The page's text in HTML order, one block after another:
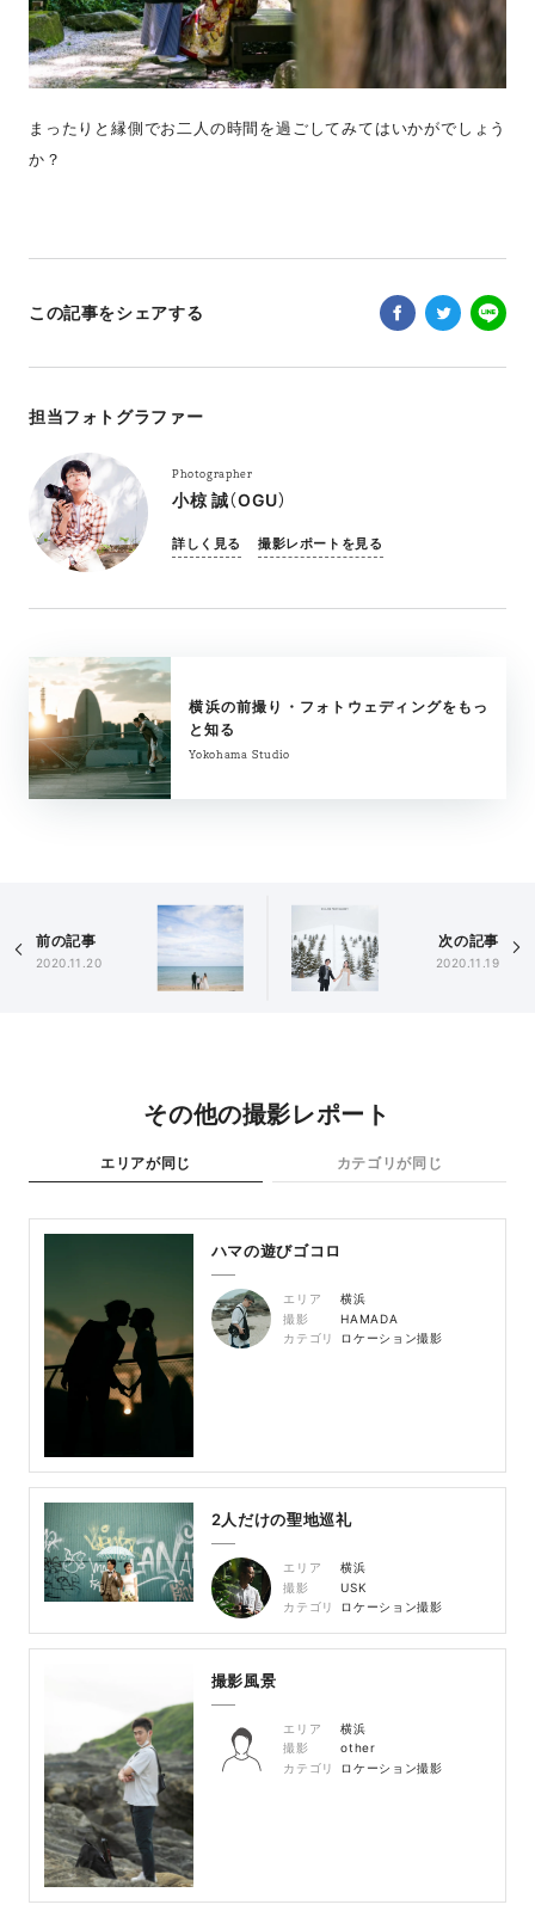
まったりと縁側でお二人の時間を過ごしてみてはいかがでしょう
か？
この記事をシェアする
担当フォトグラファー
Photographer
小椋 誠（OGU）
詳しく見る 撮影レポートを見る
横浜の前撮り・フォトウェディングをもっ
と知る
Yokohama Studio
前の記事
2020.11.20
次の記事
2020.11.19
その他の撮影レポート
エリアが同じ カテゴリが同じ
ハマの遊びゴコロ
エリア
横浜
撮影
HAMADA
カテゴリ
ロケーション撮影
2人だけの聖地巡礼
エリア
横浜
撮影
USK
カテゴリ
ロケーション撮影
撮影風景
エリア
横浜
撮影
other
カテゴリ
ロケーション撮影